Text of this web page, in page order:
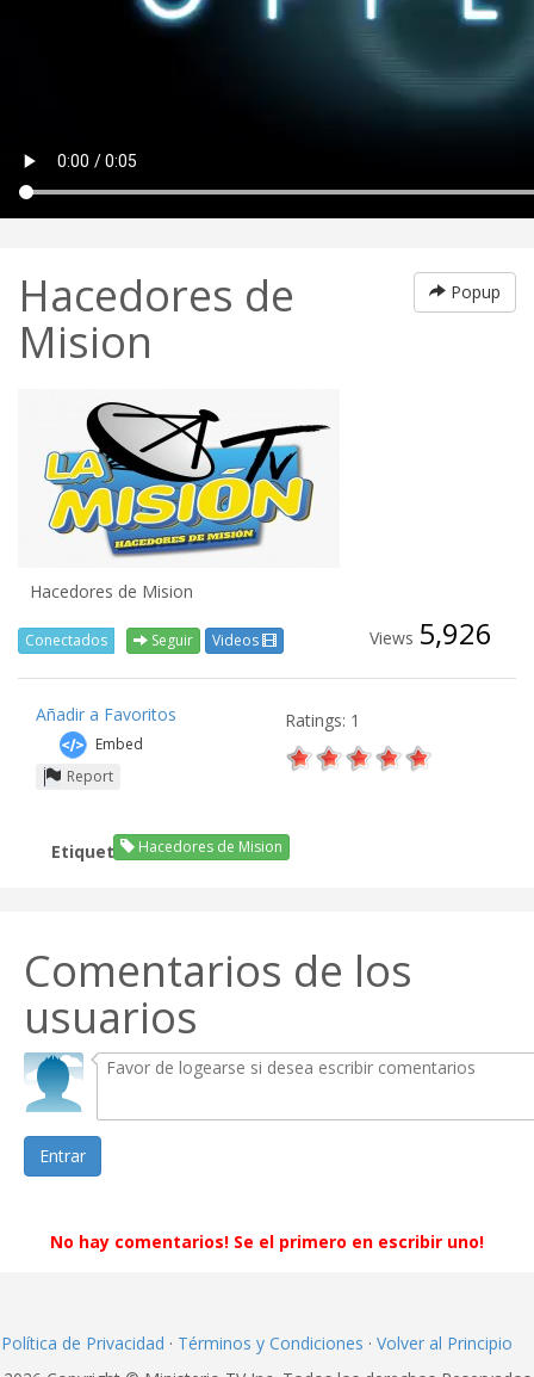
Hacedores de
Mision
Popup
Hacedores de Mision
Conectados Seguir Videos Views 5,926
Añadir a Favoritos
Embed
Report
Ratings: 1
Etiquetas:Hacedores de Mision
Comentarios de los
usuarios
Entrar
No hay comentarios! Se el primero en escribir uno!
Política de Privacidad · Términos y Condiciones · Volver al Principio